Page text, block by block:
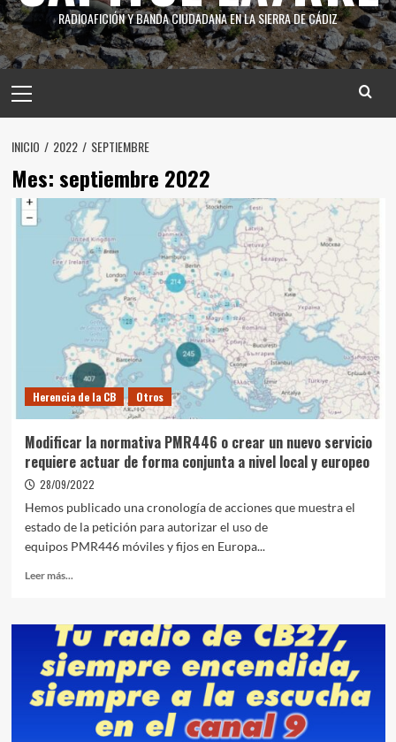
RADIOAFICIÓN Y BANDA CIUDADANA EN LA SIERRA DE CÁDIZ
INICIO 2022 SEPTIEMBRE
Mes:septiembre 2022
Herencia de la CB Otros
Modificar la normativa PMR446 o crear un nuevo servicio
requiere actuar de forma conjunta a nivel local y europeo
28/09/2022
Hemos publicado una cronología de acciones que muestra el
estado de la petición para autorizar el uso de
equipos PMR446 móviles y fijos en Europa...
Leer más...